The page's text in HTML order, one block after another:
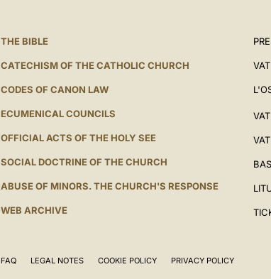
THE BIBLE
CATECHISM OF THE CATHOLIC CHURCH
CODES OF CANON LAW
ECUMENICAL COUNCILS
OFFICIAL ACTS OF THE HOLY SEE
SOCIAL DOCTRINE OF THE CHURCH
ABUSE OF MINORS. THE CHURCH'S RESPONSE
WEB ARCHIVE
FAQ LEGAL NOTES COOKIE POLICY PRIVACY POLICY